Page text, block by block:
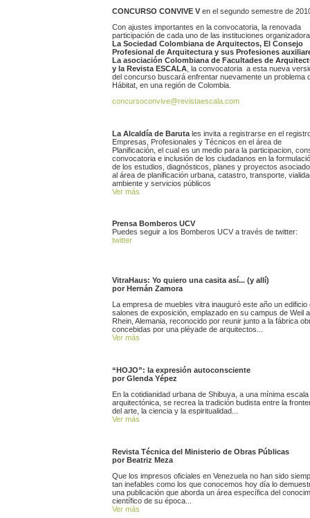
CONCURSO CONVIVE Ven el segundo semestre de
Con ajustes importantes en la convocatoria, la renovada
participación de cada uno de las instituciones
La Sociedad Colombiana de Arquitectos, El Consejo
Profesional de Arquitectura y sus Profesiones
La asociación Colombiana de Facultades de
y la Revista ESCALA, la convocatoria a esta nueva
del concurso buscará enfrentar nuevamente un problema
Hábitat, en una región de Colombia.
concursoconvive@revistaescala.com
La Alcaldía de Barutales invita a registrarse en el
Empresas, Profesionales y Técnicos en el área de
Planificación, el cual es un medio para la participacion,
convocatoria e inclusión de los ciudadanos en la
de los estudios, diagnósticos, planes y proyectos
al área de planificación urbana, catastro, transporte,
ambiente y servicios públicos
Ver más
Prensa Bomberos UCV
Puedes seguir a los Bomberos UCV a través de twitter:
twitter
VitraHaus: Yo quiero una casita así... (y allí)
por Hernán Zamora
La empresa de muebles vitra inauguró este año un edificio
salones de exposición, emplazado en su campus de Weil
Rhein, Alemania, reconocido por reunir junto a la fábrica
concebidas por una pléyade de arquitectos...
Ver más
“HOJO”: la expresión autoconsciente
por Glenda Yépez
En la cotidianidad urbana de Shibuya, a una mínima escala
arquitectónica, se recrea la tradición budista entre la
del arte, la ciencia y la espiritualidad...
Ver más
Revista Técnica del Ministerio de Obras Públicas
por Beatriz Meza
Que los impresos oficiales en Venezuela no han sido
tan inefables como los que conocemos hoy día lo
una publicación que aborda un área específica del
científico de su época...
Ver más